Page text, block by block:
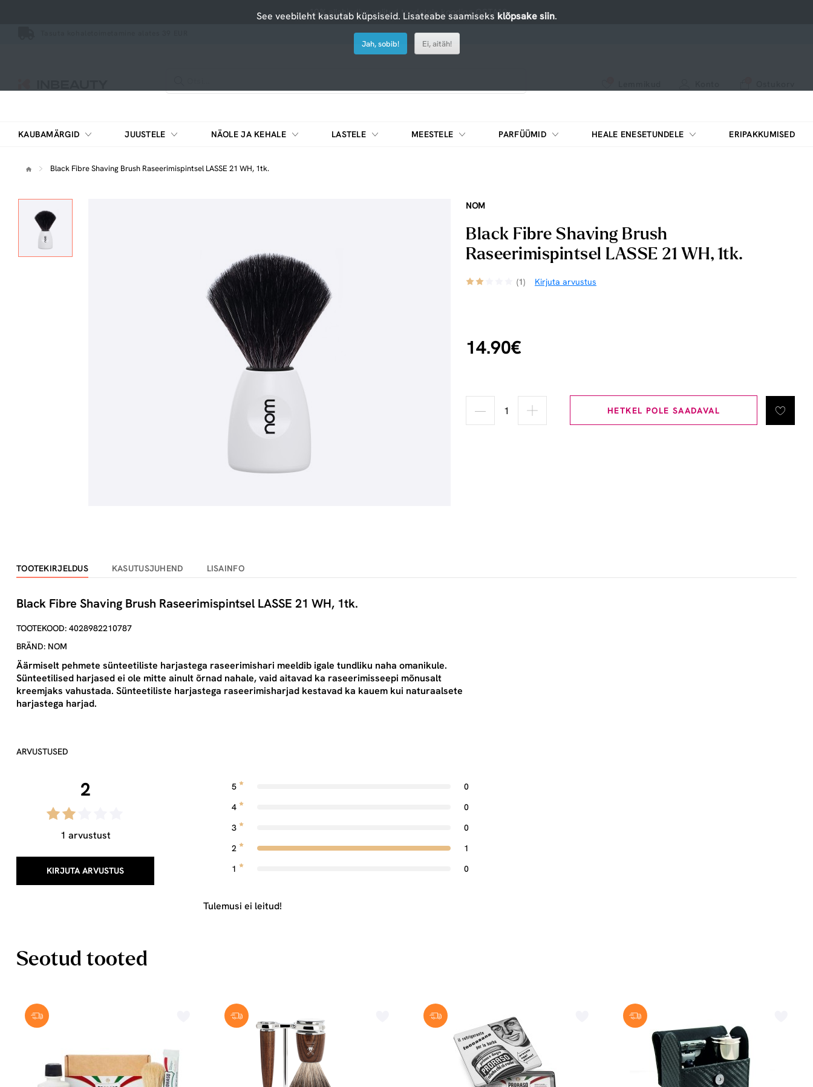
-10% allahindlus valitud toodetele koodiga OSTA10
KAUBAMÄRGID JUUSTELE NÄOLE JA KEHALE LASTELE MEESTELE PARFÜÜMID HEALE ENESETUNDELE ERIPAKKUMISED
Black Fibre Shaving Brush Raseerimispintsel LASSE 21 WH, 1tk.
NOM
Black Fibre Shaving Brush
Raseerimispintsel LASSE 21 WH, 1tk.
(1) Kirjuta arvustus
14.90€
HETKEL POLE SAADAVAL
TOOTEKIRJELDUS KASUTUSJUHEND LISAINFO
Black Fibre Shaving Brush Raseerimispintsel LASSE 21 WH, 1tk.
TOOTEKOOD: 4028982210787
BRÄND: NOM
Äärmiselt pehmete sünteetiliste harjastega raseerimishari meeldib igale tundliku naha omanikule.
Sünteetilised harjased ei ole mitte ainult õrnad nahale, vaid aitavad ka raseerimisseepi mõnusalt
kreemjaks vahustada. Sünteetiliste harjastega raseerimisharjad kestavad ka kauem kui naturaalsete
harjastega harjad.
ARVUSTUSED
2
1 arvustust
KIRJUTA ARVUSTUS
5
0
4
0
3
0
2
1
1
0
Tulemusi ei leitud!
Seotud tooted
See veebileht kasutab küpsiseid. Lisateabe saamiseks klõpsake siin.
Jah, sobib! Ei, aitäh!